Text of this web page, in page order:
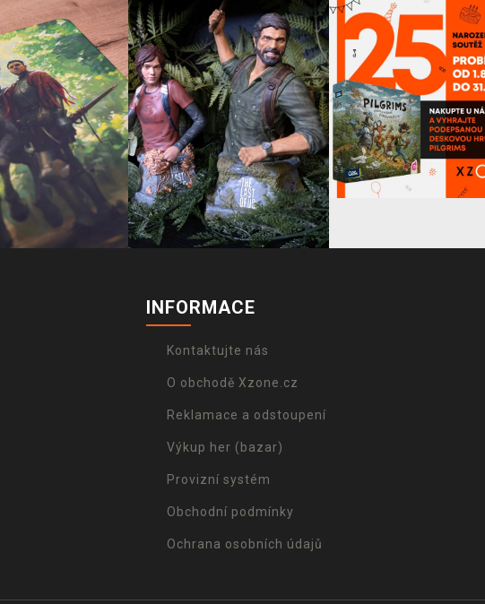
INFORMACE
Kontaktujte nás
O obchodě Xzone.cz
Reklamace a odstoupení
Výkup her (bazar)
Provizní systém
Obchodní podmínky
Ochrana osobních údajů